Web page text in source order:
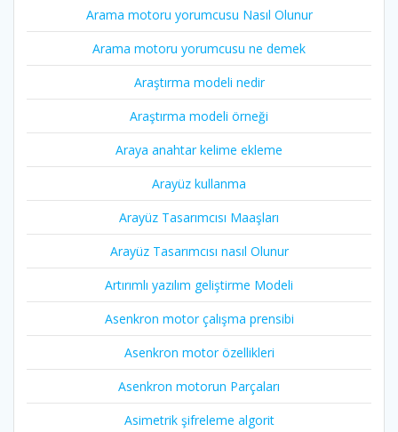
Arama motoru yorumcusu Nasıl Olunur
Arama motoru yorumcusu ne demek
Araştırma modeli nedir
Araştırma modeli örneği
Araya anahtar kelime ekleme
Arayüz kullanma
Arayüz Tasarımcısı Maaşları
Arayüz Tasarımcısı nasıl Olunur
Artırımlı yazılım geliştirme Modeli
Asenkron motor çalışma prensibi
Asenkron motor özellikleri
Asenkron motorun Parçaları
Asimetrik şifreleme algorit